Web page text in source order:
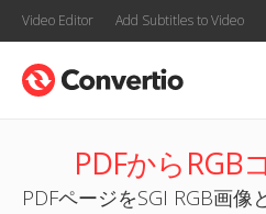
Video Editor Add Subtitles to Video
PDFからRGB
PDFページをSGI RGB画